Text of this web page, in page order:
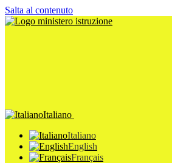
Salta al contenuto
Italiano
Italiano
English
Français